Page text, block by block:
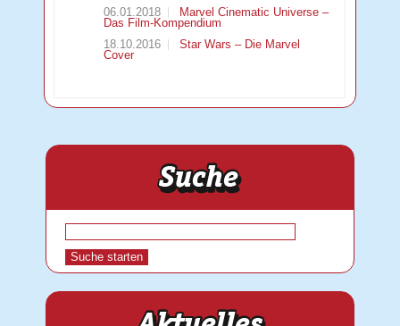
06.01.2018
Marvel Cinematic Universe –
Das Film-Kompendium
18.10.2016
Star Wars – Die Marvel
Cover